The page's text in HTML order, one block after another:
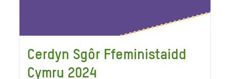
Cerdyn Sgôr Ffeministaidd
Cymru 2024